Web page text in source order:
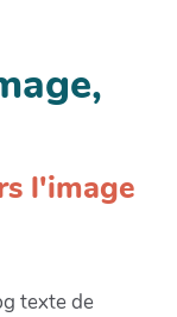
l'image
texte de